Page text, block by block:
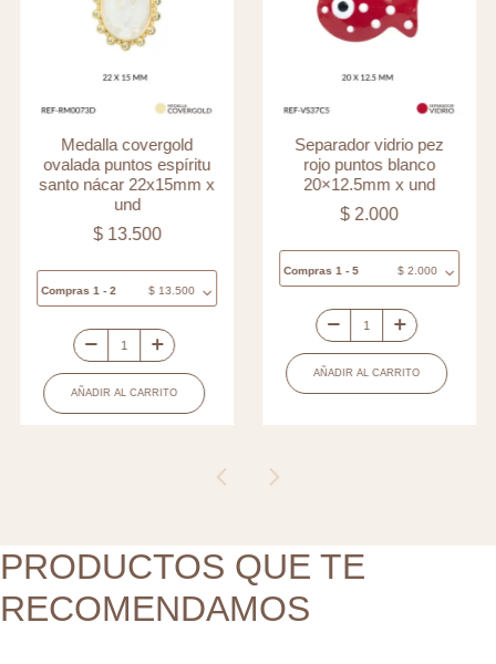
Medalla covergold
ovalada puntos espíritu
santo nácar 22x15mm x
und
$13.500
Compras 1 - 2 $13.500
Medalla
covergold
ovalada
22x15mm
x
und
AÑADIR AL CARRITO
Separador vidrio pez
rojo puntos blanco
20×12.5mm x und
$ 2.000
Compras 1 - 5 $2.000
Separador
vidrio
pez
und
AÑADIR AL CARRITO
PRODUCTOS QUE TE
RECOMENDAMOS